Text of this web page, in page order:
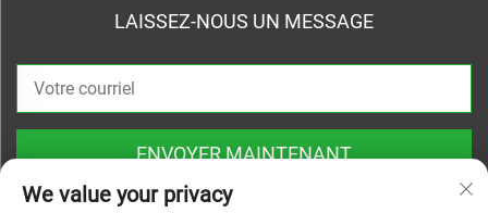
LAISSEZ-NOUS UN MESSAGE
ENVOYER MAINTENANT
We value your privacy